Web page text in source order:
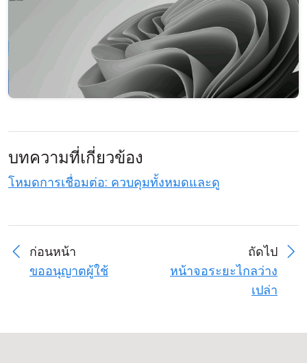
บทความที่เกี่ยวข้อง
โหมดการเชื่อมต่อ: ควบคุมทั้งหมดและดู
ก่อนหน้า
ขออนุญาตผู้ใช้
ถัดไป
หน้าจอระยะไกลว่าง
เปล่า